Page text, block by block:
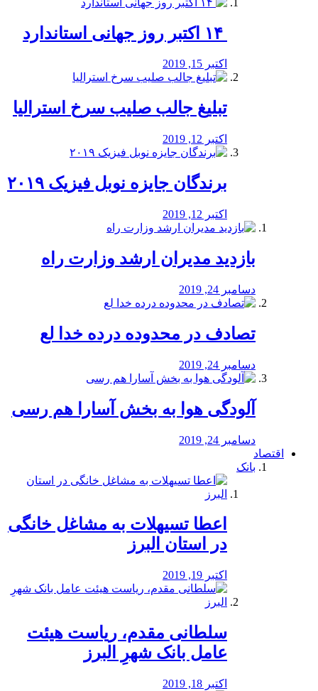
اکتبر 15, 2019
تبلیغ جالب صلیب سرخ استرالیا
اکتبر 12, 2019
برندگان جایزه نوبل فیزیک ۲۰۱۹
اکتبر 12, 2019
بازدید مدیران ارشد وزارت راه
دسامبر 24, 2019
تصادف در محدوده درده خدا لع
دسامبر 24, 2019
آلودگی هوا به بخش آسارا هم رسی
دسامبر 24, 2019
اقتصاد
بانک
️اعطا تسیهلات به مشاغل خانگی
در استان البرز
اکتبر 19, 2019
سلطانی مقدم، ریاست هیئت
عامل بانک شهرِ البرز
اکتبر 18, 2019